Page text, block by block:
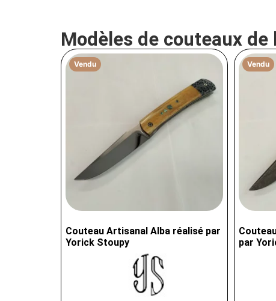
Modèles de couteaux de
Vendu
Couteau Artisanal Alba réalisé par
Yorick Stoupy
Vendu
par